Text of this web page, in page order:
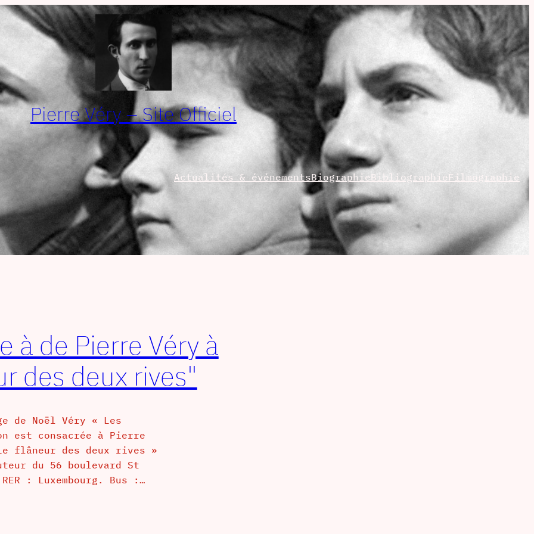
Pierre Véry – Site Officiel
Actualités & événementsBiographieBibliographieFilmographie
à de Pierre Véry à
des deux rives"
de Noël Véry « Les
est consacrée à Pierre
flâneur des deux rives »
du 56 boulevard St
: Luxembourg. Bus :…